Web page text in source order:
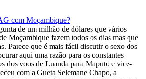
com Moçambique?
de um milhão de dólares que vários
Moçambique fazem todos os dias mas que
Parece que é mais fácil discutir o sexo dos
aqui uma razão para os constantes
dos voos de Luanda para Maputo e vice-
com a Gueta Selemane Chapo, a